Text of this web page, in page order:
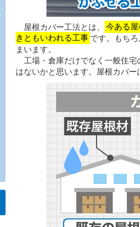
屋根カバー工法とは、
今ある
きともいわれる工事 です。もち
まいます。
工場・倉庫だけでなく一般住
はないかと思います。屋根カバー